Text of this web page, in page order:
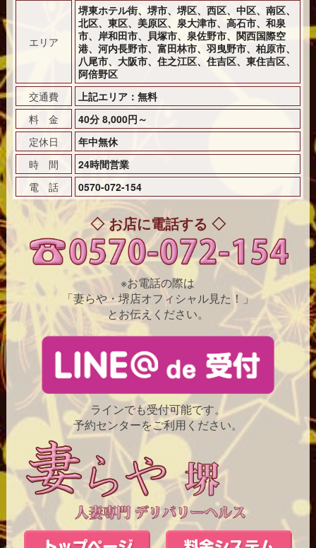
エリア
堺東ホテル街、堺市、堺区、西区、中区、南区、
北区、東区、美原区、泉大津市、高石市、和泉
市、岸和田市、貝塚市、泉佐野市、関西国際空
港、河内長野市、富田林市、羽曳野市、柏原市、
八尾市、大阪市、住之江区、住吉区、東住吉区、
阿倍野区
交通費
上記エリア：無料
料 金
40分 8,000円～
定休日
年中無休
時 間
24時間営業
電 話
0570-072-154
◇ お店に電話する ◇
※お電話の際は
「妻らや・堺店オフィシャル見た！」
とお伝えください。
ラインでも受付可能です。
予約センターをご利用ください。